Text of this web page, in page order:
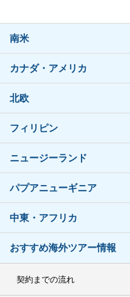
南米
カナダ・アメリカ
北欧
フィリピン
ニュージーランド
パプアニューギニア
中東・アフリカ
おすすめ海外ツアー情報
契約までの流れ